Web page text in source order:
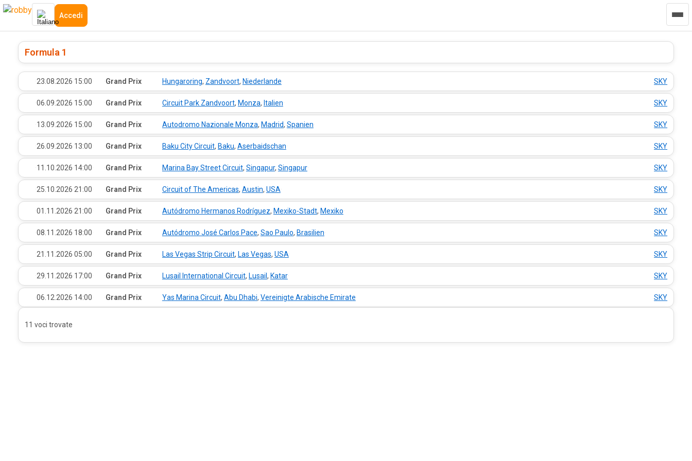
Accedi
Formula 1
·23.08.2026·15:00· ·Grand Prix Hungaroring, Zandvoort, Niederlande· SKY
·06.09.2026·15:00· ·Grand Prix Circuit Park Zandvoort, Monza, Italien· SKY
·13.09.2026·15:00· ·Grand Prix Autodromo Nazionale Monza, Madrid, Spanien· SKY
·26.09.2026·13:00· ·Grand Prix Baku City Circuit, Baku, Aserbaidschan· SKY
·11.10.2026·14:00· ·Grand Prix Marina Bay Street Circuit, Singapur, Singapur· SKY
·25.10.2026·21:00· ·Grand Prix Circuit of The Americas, Austin, USA· SKY
·01.11.2026·21:00· ·Grand Prix Autódromo Hermanos Rodríguez, Mexiko-Stadt, Mexiko· SKY
·08.11.2026·18:00· ·Grand Prix Autódromo José Carlos Pace, Sao Paulo, Brasilien· SKY
·21.11.2026·05:00· ·Grand Prix Las Vegas Strip Circuit, Las Vegas, USA· SKY
·29.11.2026·17:00· ·Grand Prix Lusail International Circuit, Lusail, Katar· SKY
·06.12.2026·14:00· ·Grand Prix Yas Marina Circuit, Abu Dhabi, Vereinigte Arabische Emirate· SKY
11 voci trovate